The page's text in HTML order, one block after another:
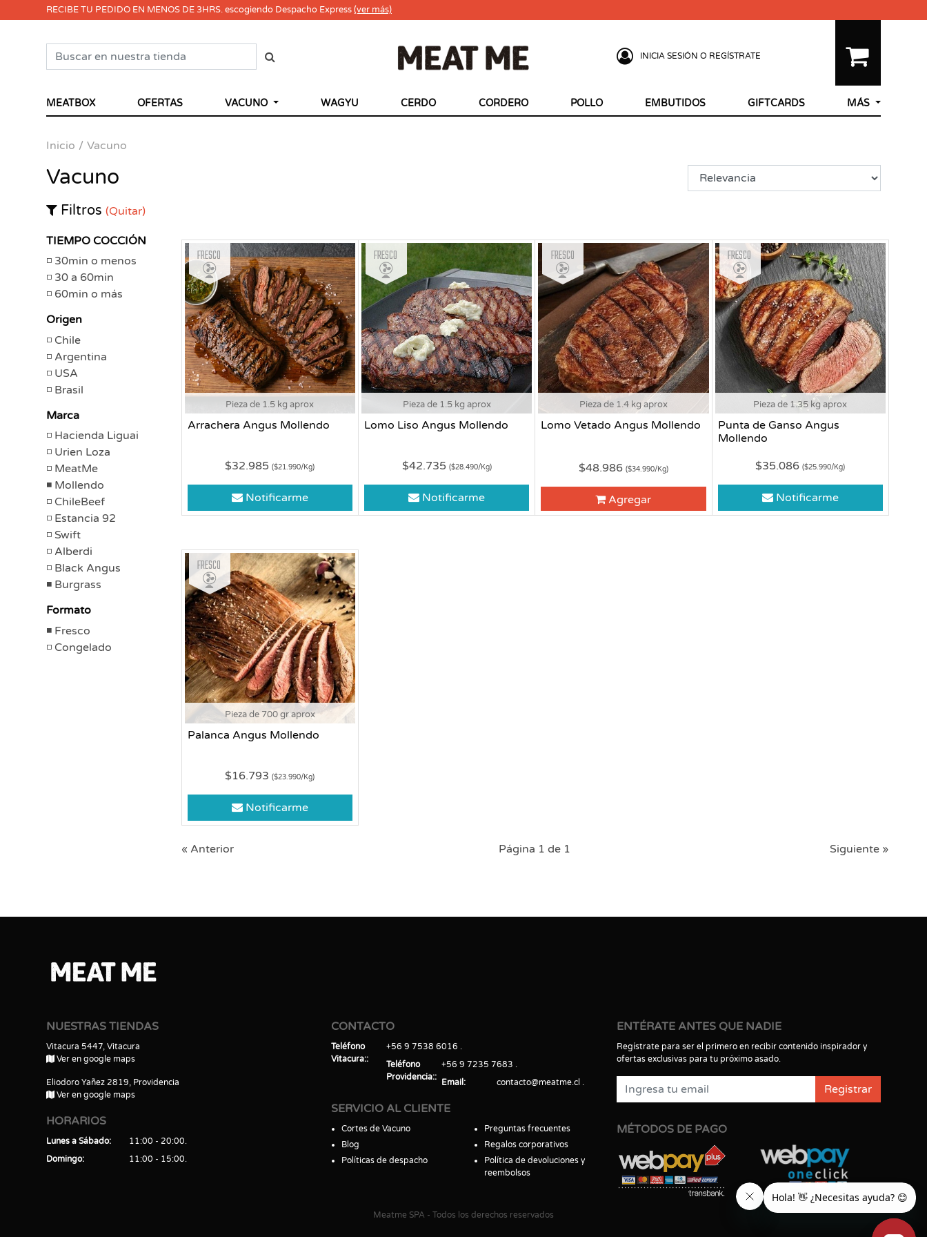
RECIBE TU PEDIDO EN MENOS DE 3HRS. escogiendo Despacho Express(ver más)
INICIA SESIÓN O REGÍSTRATE
MEATBOX OFERTAS VACUNO WAGYU CERDO CORDERO POLLO EMBUTIDOS GIFTCARDS MÁS
Inicio Vacuno
Vacuno
Filtros (Quitar)
TIEMPO COCCIÓN
30min o menos
30 a 60min
60min o más
Origen
Chile
Argentina
USA
Brasil
Marca
Hacienda Liguai
Urien Loza
MeatMe
Mollendo
ChileBeef
Estancia 92
Swift
Alberdi
Black Angus
Burgrass
Formato
Fresco
Congelado
Pieza de 1.5 kg aprox
Arrachera Angus Mollendo
Fresco
$32.985($21.990/Kg)
Notificarme
Pieza de 1.5 kg aprox
Lomo Liso Angus Mollendo
Fresco
$42.735 ($28.490/Kg)
Notificarme
Pieza de 1.4 kg aprox
Lomo Vetado Angus Mollendo
Fresco
$48.986 ($34.990/Kg)
Agregar
Pieza de 1.35 kg aprox
Punta de Ganso Angus
Mollendo
Fresco
$35.086($25.990/Kg)
Notificarme
Pieza de 700 gr aprox
Palanca Angus Mollendo
Fresco
$16.793($23.990/Kg)
Notificarme
« Anterior Página 1 de 1 Siguiente »
NUESTRAS TIENDAS
Vitacura 5447, Vitacura
Ver en google maps
Eliodoro Yañez 2819, Providencia
Ver en google maps
HORARIOS
Lunes a Sábado
11:00 - 20:00
Domingo
11:00 - 15:00
CONTACTO
Teléfono
Vitacura:
+56 9 7538 6016
Teléfono
Providencia:
+56 9 7235 7683
Email
contacto@meatme.cl
SERVICIO AL CLIENTE
Cortes de Vacuno
Blog
Políticas de despacho
Preguntas frecuentes
Regalos corporativos
Política de devoluciones y
reembolsos
ENTÉRATE ANTES QUE NADIE
Regístrate para ser el primero en recibir contenido inspirador y
ofertas exclusivas para tu próximo asado.
Registrar
MÉTODOS DE PAGO
Meatme SPA - Todos los derechos reservados